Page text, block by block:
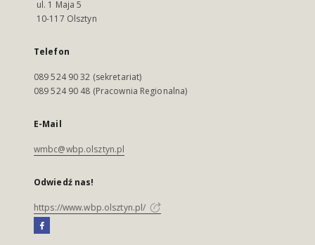
ul. 1 Maja 5
10-117 Olsztyn
Telefon
089 524 90 32 (sekretariat)
089 524 90 48 (Pracownia Regionalna)
E-Mail
wmbc@wbp.olsztyn.pl
Odwiedź nas!
https://www.wbp.olsztyn.pl/